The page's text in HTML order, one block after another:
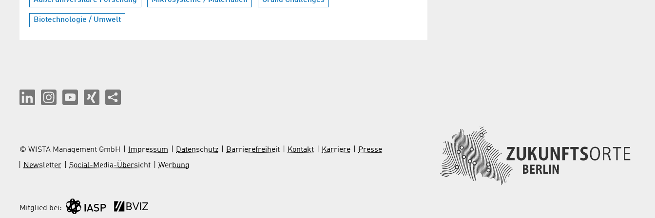
Biotechnologie / Umwelt
© WISTA Management GmbH Impressum Datenschutz Barrierefreiheit Kontakt Karriere
Presse
Newsletter
Social-Media-Übersicht Werbung
Mitglied bei: